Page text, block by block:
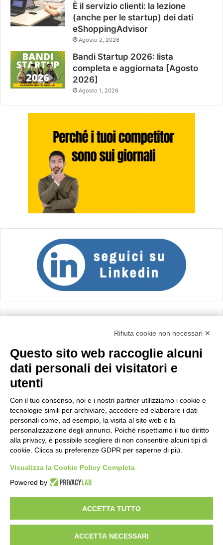
È il servizio clienti: la lezione
(anche per le startup) dei dati
eShoppingAdvisor
Agosto 2, 2026
Bandi Startup 2026: lista
completa e aggiornata [Agosto
2026]
Agosto 1, 2026
Importo netto (€):
Calcola
Scorporo IVA
Importo lordo (€):
Rifiuta cookie non necessari ✕
Questo sito web raccoglie alcuni
dati personali dei visitatori e
utenti
Con il tuo consenso, noi e i nostri partner utilizziamo i cookie e
tecnologie simili per archiviare, accedere ed elaborare i dati
personali come, ad esempio, la visita al sito web o la
personalizzazione degli annunci. Poiché rispettiamo il tuo diritto
alla privacy, è possibile scegliere di non consentire alcuni tipi di
cookie. Clicca su preferenze GDPR per saperne di più.
Visualizza la Cookie Policy Completa
Powered by
ACCETTA TUTTO
ACCETTA NECESSARI